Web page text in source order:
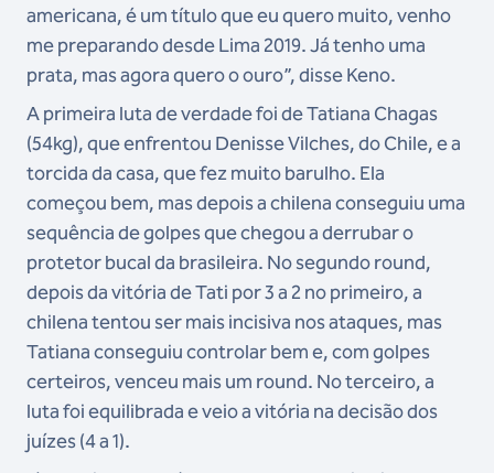
americana, é um título que eu quero muito, venho
me preparando desde Lima 2019. Já tenho uma
prata, mas agora quero o ouro”, disse Keno.
A primeira luta de verdade foi de Tatiana Chagas
(54kg), que enfrentou Denisse Vilches, do Chile, e a
torcida da casa, que fez muito barulho. Ela
começou bem, mas depois a chilena conseguiu uma
sequência de golpes que chegou a derrubar o
protetor bucal da brasileira. No segundo round,
depois da vitória de Tati por 3 a 2 no primeiro, a
chilena tentou ser mais incisiva nos ataques, mas
Tatiana conseguiu controlar bem e, com golpes
certeiros, venceu mais um round. No terceiro, a
luta foi equilibrada e veio a vitória na decisão dos
juízes (4 a 1).